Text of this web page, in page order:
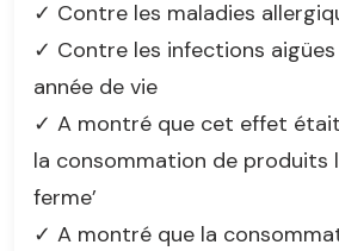
✓ Contre les maladies
✓ Contre les infections
année de vie
✓ A montré que cet effet
la consommation de produits
ferme’
✓ A montré que la